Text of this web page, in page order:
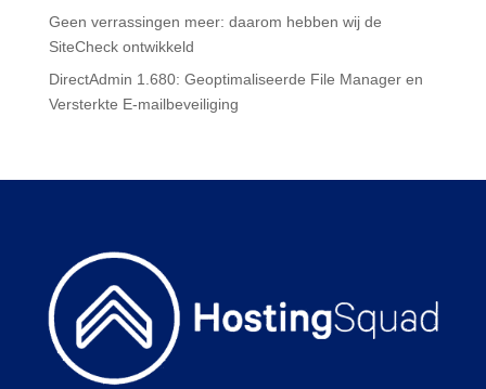
Geen verrassingen meer: daarom hebben wij de
SiteCheck ontwikkeld
DirectAdmin 1.680: Geoptimaliseerde File Manager en
Versterkte E-mailbeveiliging